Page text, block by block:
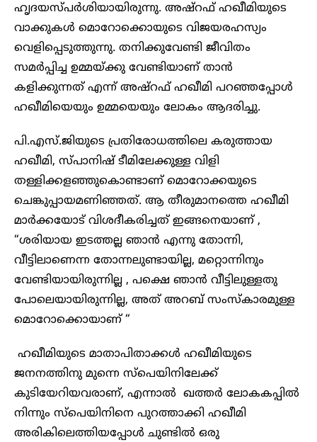
ഹൃദയസ്പർശിയായിരുന്നു. അഷ്റഫ് ഹഖീമിയുടെ
വാക്കുകൾ മൊറോക്കൊയുടെ വിജയരഹസ്യം
വെളിപ്പെടുത്തുന്നു. തനിക്കുവേണ്ടി ജീവിതം
സമർപ്പിച്ച ഉമ്മയ്ക്കു വേണ്ടിയാണ് താൻ
കളിക്കുന്നത് എന്ന് അഷ്റഫ് ഹഖീമി പറഞ്ഞപ്പോൾ
ഹഖീമിയെയും ഉമ്മയെയും ലോകം ആദരിച്ചു.
പി.എസ്.ജിയുടെ പ്രതിരോധത്തിലെ കരുത്തായ
ഹഖീമി, സ്പാനിഷ് ടീമിലേക്കുള്ള വിളി
തള്ളിക്കളഞ്ഞുകൊണ്ടാണ് മൊറോക്കയുടെ
ചെങ്കുപ്പായമണിഞ്ഞത്. ആ തീരുമാനത്തെ ഹഖീമി
മാർക്കയോട് വിശദീകരിച്ചത് ഇങ്ങനെയാണ് ,
“ശരിയായ ഇടത്തല്ല ഞാൻ എന്നു തോന്നി,
വീട്ടിലാണെന്ന തോന്നലുണ്ടായില്ല, മറ്റൊന്നിനും
വേണ്ടിയായിരുന്നില്ല , പക്ഷെ ഞാൻ വീട്ടിലുള്ളതു
പോലെയായിരുന്നില്ല, അത് അറബ് സംസ്കാരമുള്ള
മൊറോക്കൊയാണ് “
ഹഖീമിയുടെ മാതാപിതാക്കൾ ഹഖീമിയുടെ
ജനനത്തിനു മുന്നെ സ്പെയിനിലേക്ക്
കുടിയേറിയവരാണ്, എന്നാൽ ഖത്തർ ലോകകപ്പിൽ
നിന്നും സ്പെയിനിനെ പുറത്താക്കി ഹഖീമി
അരികിലെത്തിയപ്പോൾ ചുണ്ടിൽ ഒരു